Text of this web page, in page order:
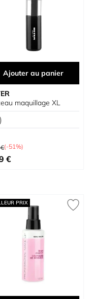
Ajouter au panier
maquillage XL
(-51%)
€
PRIX